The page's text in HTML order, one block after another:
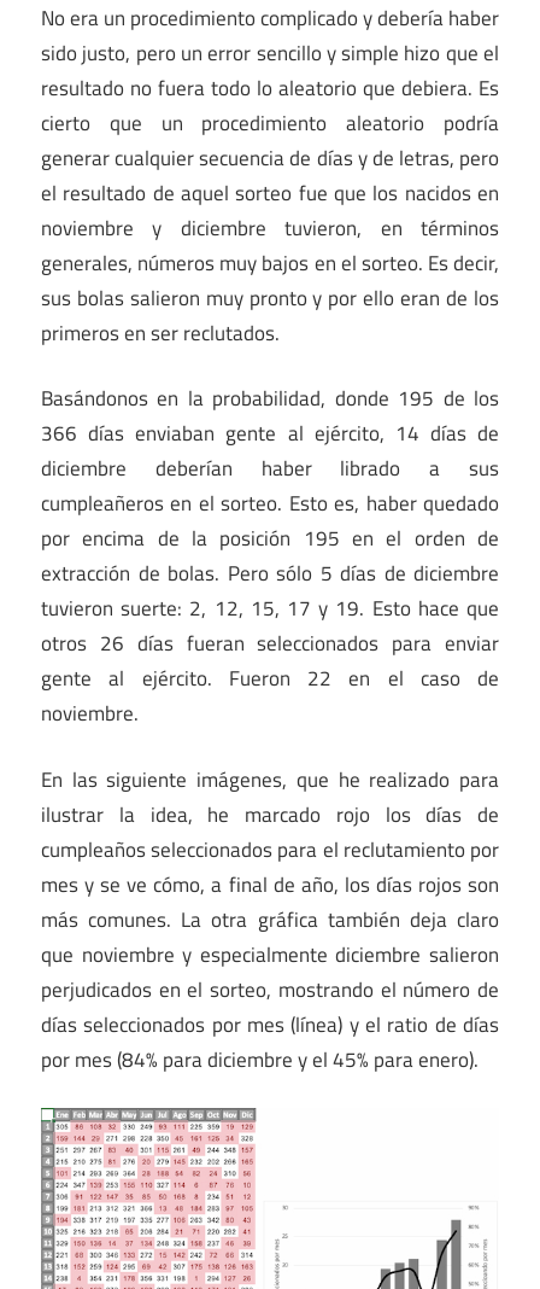
No era un procedimiento complicado y debería haber
sido justo, pero un error sencillo y simple hizo que el
resultado no fuera todo lo aleatorio que debiera. Es
cierto que un procedimiento aleatorio podría
generar cualquier secuencia de días y de letras, pero
el resultado de aquel sorteo fue que los nacidos en
noviembre y diciembre tuvieron, en términos
generales, números muy bajos en el sorteo. Es decir,
sus bolas salieron muy pronto y por ello eran de los
primeros en ser reclutados.
Basándonos en la probabilidad, donde 195 de los
366 días enviaban gente al ejército, 14 días de
diciembre deberían haber librado a sus
cumpleañeros en el sorteo. Esto es, haber quedado
por encima de la posición 195 en el orden de
extracción de bolas. Pero sólo 5 días de diciembre
tuvieron suerte: 2, 12, 15, 17 y 19. Esto hace que
otros 26 días fueran seleccionados para enviar
gente al ejército. Fueron 22 en el caso de
noviembre.
En las siguiente imágenes, que he realizado para
ilustrar la idea, he marcado rojo los días de
cumpleaños seleccionados para el reclutamiento por
mes y se ve cómo, a final de año, los días rojos son
más comunes. La otra gráfica también deja claro
que noviembre y especialmente diciembre salieron
perjudicados en el sorteo, mostrando el número de
días seleccionados por mes (línea) y el ratio de días
por mes (84% para diciembre y el 45% para enero).